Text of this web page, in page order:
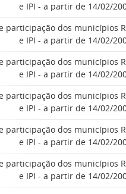
e IPI - a partir de 14/02/
participação dos municípios
e IPI - a partir de 14/02/
participação dos municípios
e IPI - a partir de 14/02/
participação dos municípios
e IPI - a partir de 14/02/
participação dos municípios
e IPI - a partir de 14/02/
participação dos municípios
e IPI - a partir de 14/02/